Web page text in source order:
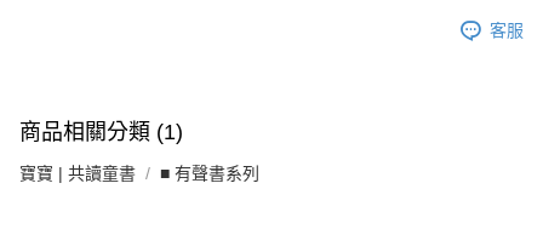
客服
商品相關分類 (1)
寶寶 | 共讀童書 ■ 有聲書系列